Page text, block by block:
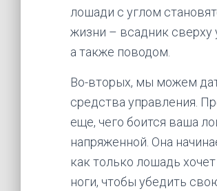
лошади с углом
жизни – всадник
а также поводом.
Во-вторых, мы можем
средства управления.
еще, чего боится ваша
напряженной. Она
как только лошадь
ноги, чтобы убедить